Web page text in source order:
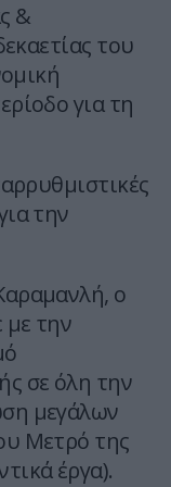
&
του
για τη
την
ο
με την
σε όλη την
μεγάλων
Μετρό της
έργα).